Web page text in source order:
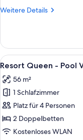
Junior
Weitere Details
Weitere
King
Pool
Junior
Suite
Alle
Fotos
für
Resort
Queen
-
Pool
5
Resort Queen - Pool
56 m²
1 Schlafzimmer
Platz für 4 Personen
2 Doppelbetten
Kostenloses WLAN